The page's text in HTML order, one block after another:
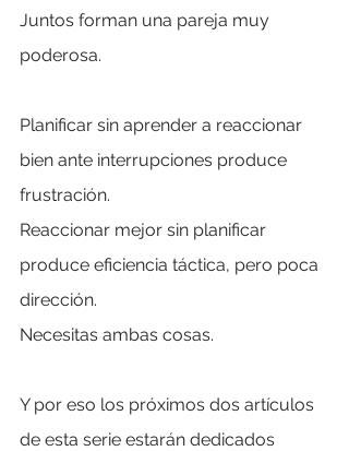
Juntos forman una pareja muy
poderosa.
Planificar sin aprender a reaccionar
bien ante interrupciones produce
frustración.
Reaccionar mejor sin planificar
produce eficiencia táctica, pero poca
dirección.
Necesitas ambas cosas.
Y por eso los próximos dos artículos
de esta serie estarán dedicados